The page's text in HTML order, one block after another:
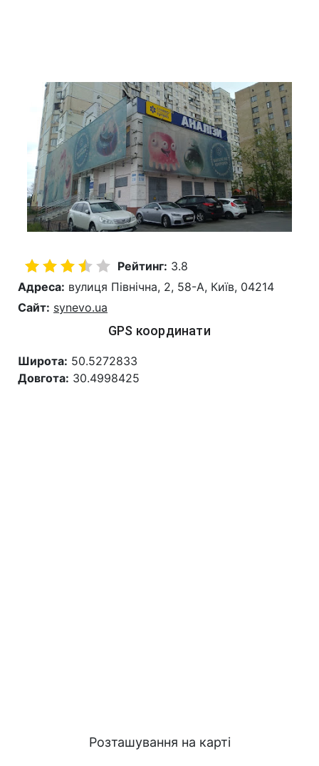
Рейтинг: 3.8
Адреса: вулиця Північна, 2, 58-А, Київ, 04214
Сайт: synevo.ua
GPS координати
Широта: 50.5272833
Довгота: 30.4998425
Розташування на карті